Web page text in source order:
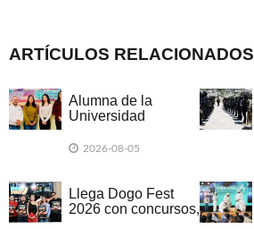
ARTÍCULOS RELACIONADOS
Alumna de la
Universidad
SLRC realiza
2026-08-05
Llega Dogo Fest
2026 con concursos,